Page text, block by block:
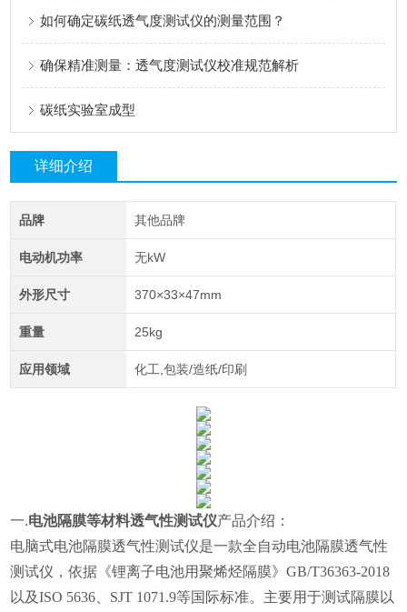
如何确定碳纸透气度测试仪的测量范围？
确保精准测量：透气度测试仪校准规范解析
碳纸实验室成型
详细介绍
品牌 其他品牌
电动机功率 无kW
外形尺寸 370×33×47mm
重量 25kg
应用领域 化工,包装/造纸/印刷
一.电池隔膜等材料透气性测试仪产品介绍：
电脑式电池隔膜透气性测试仪是一款全自动电池隔膜透气性
测试仪，依据《锂离子电池用聚烯烃隔膜》GB/T36363-2018
以及ISO 5636、SJT 1071.9等国际标准。 主要用于测试隔膜以